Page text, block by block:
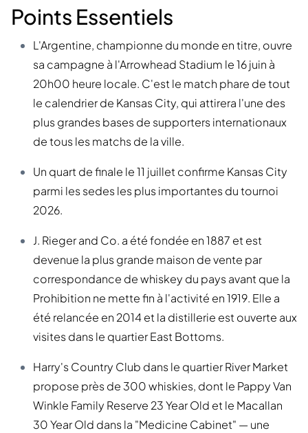
Points Essentiels
L'Argentine, championne du monde en titre, ouvre
sa campagne à l'Arrowhead Stadium le 16 juin à
20h00 heure locale. C'est le match phare de tout
le calendrier de Kansas City, qui attirera l'une des
plus grandes bases de supporters internationaux
de tous les matchs de la ville.
Un quart de finale le 11 juillet confirme Kansas City
parmi les sedes les plus importantes du tournoi
2026.
J. Rieger and Co. a été fondée en 1887 et est
devenue la plus grande maison de vente par
correspondance de whiskey du pays avant que la
Prohibition ne mette fin à l'activité en 1919. Elle a
été relancée en 2014 et la distillerie est ouverte aux
visites dans le quartier East Bottoms.
Harry's Country Club dans le quartier River Market
propose près de 300 whiskies, dont le Pappy Van
Winkle Family Reserve 23 Year Old et le Macallan
30 Year Old dans la "Medicine Cabinet" — une